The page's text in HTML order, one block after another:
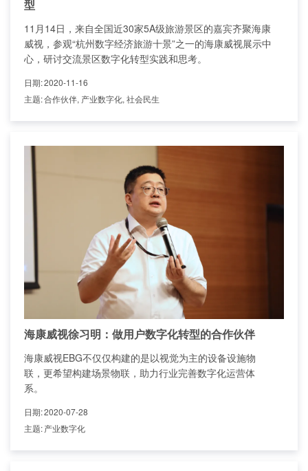
型
11月14日，来自全国近30家5A级旅游景区的嘉宾齐聚海康
威视，参观“杭州数字经济旅游十景”之一的海康威视展示中
心，研讨交流景区数字化转型实践和思考。
日期:2020-11-16
主题:合作伙伴, 产业数字化, 社会民生
海康威视徐习明：做用户数字化转型的合作伙伴
海康威视EBG不仅仅构建的是以视觉为主的设备设施物
联，更希望构建场景物联，助力行业完善数字化运营体
系。
日期:2020-07-28
主题:产业数字化